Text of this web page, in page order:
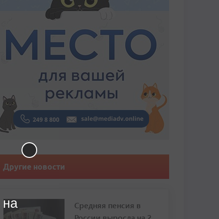
Другие новости
Средняя пенсия в